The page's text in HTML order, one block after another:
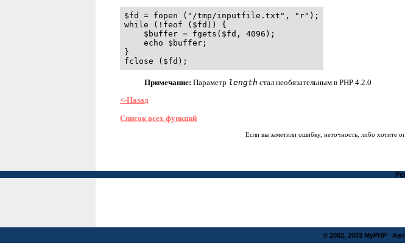
$fd = fopen ("/tmp/inputfile.txt", "r");
while (!feof ($fd)) {
    $buffer = fgets($fd, 4096);
    echo $buffer;
}
fclose ($fd);
Примечание: Параметр length стал необязательным в PHP 4.2.0
<-Назад
Список всех функций
Если вы заметили ошибку, неточность, либо хотите
© 2002, 2003 MyPHP